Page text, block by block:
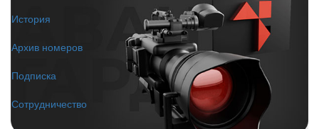
История
Архив номеров
Подписка
Сотрудничество